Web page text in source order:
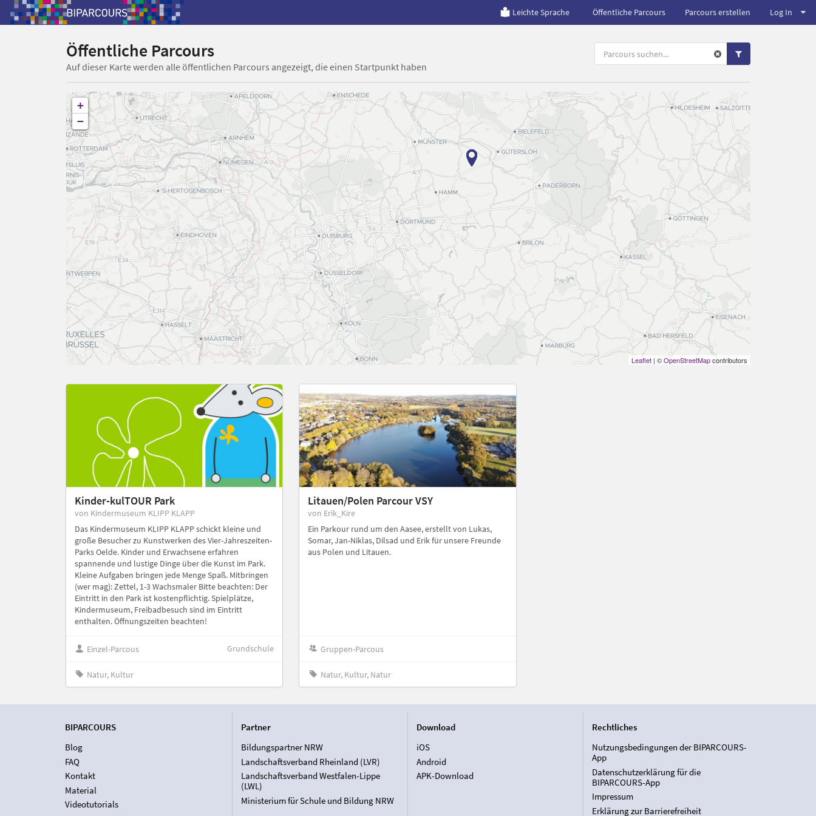
Leichte Sprache Öffentliche Parcours Parcours erstellen Log In
Öffentliche Parcours
Auf dieser Karte werden alle öffentlichen Parcours angezeigt, die einen Startpunkt haben
+
−
Leaflet| ©OpenStreetMapcontributors
Kinder-kulTOUR Park
von Kindermuseum KLIPP KLAPP
Das Kindermuseum KLIPP KLAPP schickt kleine und
große Besucher zu Kunstwerken des Vier-Jahreszeiten-
Parks Oelde. Kinder und Erwachsene erfahren
spannende und lustige Dinge über die Kunst im Park.
Kleine Aufgaben bringen jede Menge Spaß. Mitbringen
(wer mag): Zettel, 1-3 Wachsmaler Bitte beachten: Der
Eintritt in den Park ist kostenpflichtig. Spielplätze,
Kindermuseum, Freibadbesuch sind im Eintritt
enthalten. Öffnungszeiten beachten!
Einzel-Parcous Grundschule
Natur, Kultur
Litauen/Polen Parcour VSY
von Erik_Kire
Ein Parkour rund um den Aasee, erstellt von Lukas,
Somar, Jan-Niklas, Dilsad und Erik für unsere Freunde
aus Polen und Litauen.
Gruppen-Parcous
Natur, Kultur, Natur
BIPARCOURS
Blog
FAQ
Kontakt
Material
Videotutorials
Partner
Bildungspartner NRW
Landschaftsverband Rheinland (LVR)
Landschaftsverband Westfalen-Lippe
(LWL)
Ministerium für Schule und Bildung NRW
Download
iOS
Android
APK-Download
Rechtliches
Nutzungsbedingungen der BIPARCOURS-
App
Datenschutzerklärung für die
BIPARCOURS-App
Impressum
Erklärung zur Barrierefreiheit